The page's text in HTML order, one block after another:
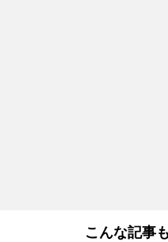
こんな記事